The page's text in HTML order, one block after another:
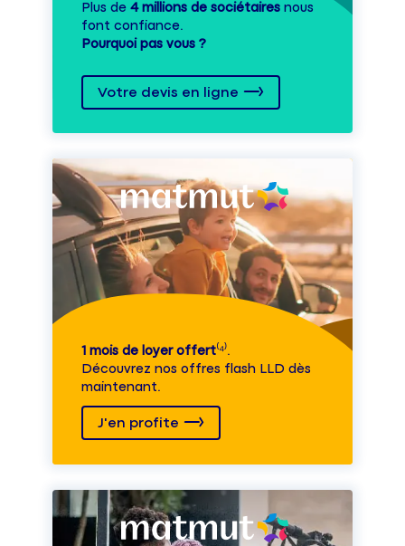
Plus de 4 millions de sociétaires nous
font confiance.
Pourquoi pas vous ?
Votre devis en ligne
1 mois de loyer offert⁽⁴⁾.
Découvrez nos offres flash LLD dès
maintenant.
J'en profite